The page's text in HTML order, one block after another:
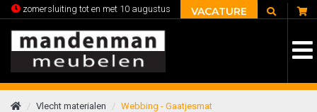
zomersluiting tot en met 10 augustus VACATURE
Vlecht materialen Webbing - Gaatjesmat